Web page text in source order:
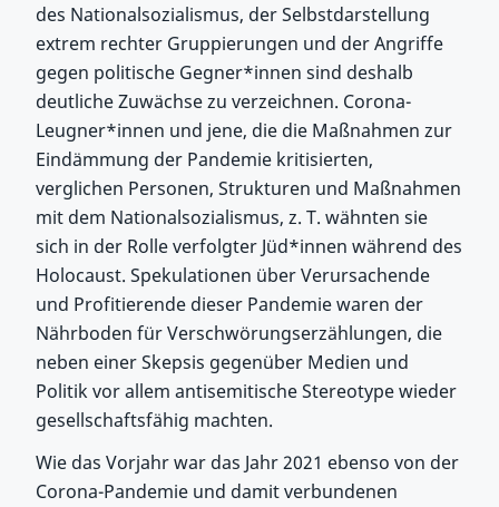
des Nationalsozialismus, der Selbstdarstellung
extrem rechter Gruppierungen und der Angriffe
gegen politische Gegner*innen sind deshalb
deutliche Zuwächse zu verzeichnen. Corona-
Leugner*innen und jene, die die Maßnahmen zur
Eindämmung der Pandemie kritisierten,
verglichen Personen, Strukturen und Maßnahmen
mit dem Nationalsozialismus, z. T. wähnten sie
sich in der Rolle verfolgter Jüd*innen während des
Holocaust. Spekulationen über Verursachende
und Profitierende dieser Pandemie waren der
Nährboden für Verschwörungserzählungen, die
neben einer Skepsis gegenüber Medien und
Politik vor allem antisemitische Stereotype wieder
gesellschaftsfähig machten.
Wie das Vorjahr war das Jahr 2021 ebenso von der
Corona-Pandemie und damit verbundenen